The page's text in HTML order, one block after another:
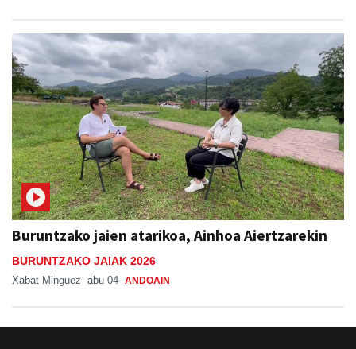
Buruntzako jaien atarikoa, Ainhoa Aiertzarekin
BURUNTZAKO JAIAK 2026
Xabat Minguez abu 04 ANDOAIN